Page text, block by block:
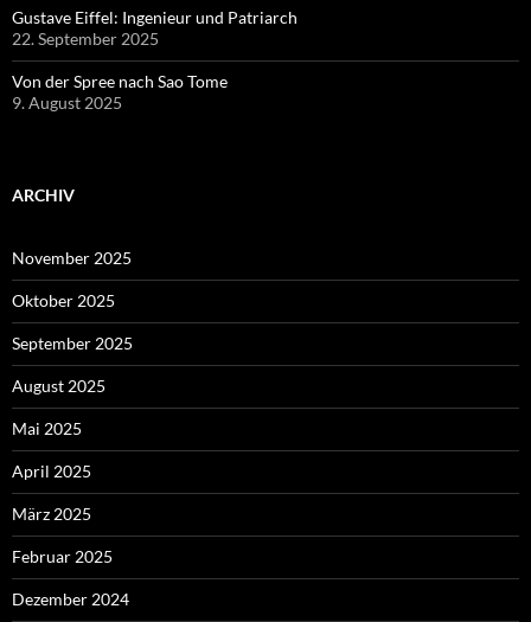
Gustave Eiffel: Ingenieur und Patriarch
22. September 2025
Von der Spree nach Sao Tome
9. August 2025
ARCHIV
November 2025
Oktober 2025
September 2025
August 2025
Mai 2025
April 2025
März 2025
Februar 2025
Dezember 2024